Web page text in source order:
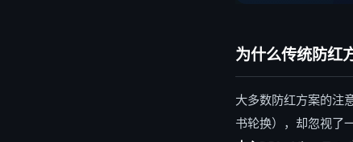
为什么传统防红
大多数防红方案的注
书轮换），却忽视了